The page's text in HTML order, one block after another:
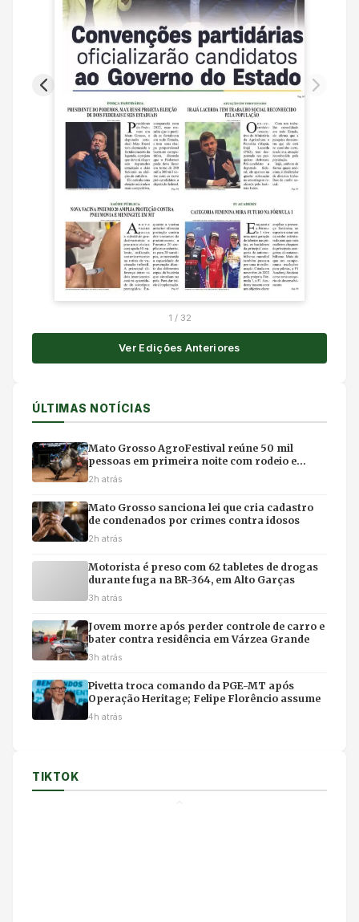
1 / 32
Ver Edições Anteriores
ÚLTIMAS NOTÍCIAS
Mato Grosso AgroFestival reúne 50 mil
pessoas em primeira noite com rodeio e
shows em Cuiabá
2h atrás
Mato Grosso sanciona lei que cria cadastro
de condenados por crimes contra idosos
2h atrás
Motorista é preso com 62 tabletes de drogas
durante fuga na BR-364, em Alto Garças
3h atrás
Jovem morre após perder controle de carro e
bater contra residência em Várzea Grande
3h atrás
Pivetta troca comando da PGE-MT após
Operação Heritage; Felipe Florêncio assume
4h atrás
TIKTOK